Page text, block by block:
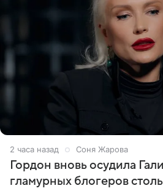
2 часа назад Соня Жарова
Гордон вновь осудила
гламурных блогеров